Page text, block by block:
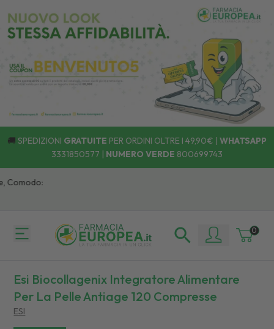
🚚 SPEDIZIONI GRATUITE PER ORDINI OLTRE I 49,90€ | WHATSAPP
3331850577 | NUMERO VERDE 800699743
0
Esi Biocollagenix Integratore Alimentare
Per La Pelle Antiage 120 Compresse
ESI